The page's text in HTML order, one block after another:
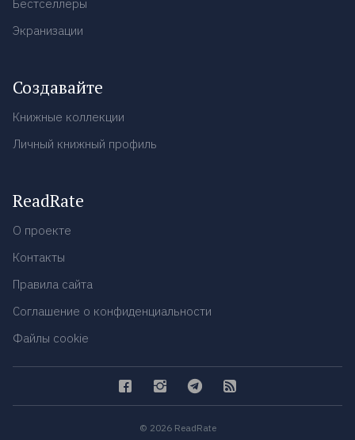
Бестселлеры
Экранизации
Создавайте
Книжные коллекции
Личный книжный профиль
ReadRate
О проекте
Контакты
Правила сайта
Соглашение о конфиденциальности
Файлы cookie
© 2026 ReadRate